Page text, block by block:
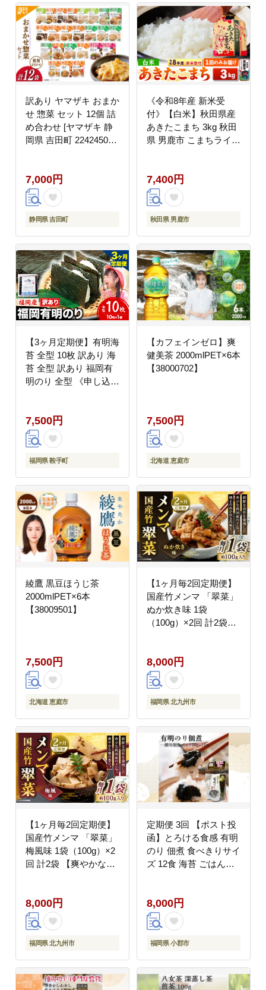
訳あり ヤマザキ おまか
せ 惣菜 セット 12個 詰
め合わせ [ヤマザキ 静
岡県 吉田町 22424507]
7,000円
静岡県 吉田町
《令和8年産 新米受
付》【白米】秋田県産
あきたこまち 3kg 秋田
県 男鹿市 こまちライン
白米 精米 米どころ 秋
田 秋田県産 新米 先行
受付]
7,400円
秋田県 男鹿市
【3ヶ月定期便】有明海
苔 全型 10枚 訳あり 海
苔 全型 訳あり 福岡有
明のり 全型 《申し込み
有明 訳あり 海苔 高レ
ビュー 大容量 国産 お
にぎり 手巻き 寿司 訳
アリ わけあり ワケアリ
kr_arakctei_25_7500_10p_mo3-
--
7,500円
福岡県 鞍手町
【カフェインゼロ】爽
健美茶 2000mlPET×6本
【38000702】
7,500円
北海道 恵庭市
綾鷹 黒豆ほうじ茶
2000mlPET×6本
【38009501】
7,500円
北海道 恵庭市
【1ヶ月毎2回定期便】
国産竹メンマ 「翠菜」
ぬか炊き味 1袋
（100g）×2回 計2袋
産メンマ 国産めんま ぬ
かだき味 ぬか炊き 郷土
料理 おつまみ つまみ
8,000円
福岡県 北九州市
【1ヶ月毎2回定期便】
国産竹メンマ 「翠菜」
梅風味 1袋（100g）×2
回 計2袋 【爽やかな梅
うめ風味 ウメ風味 梅
うめ ウメ おつまみ つ
まみ お弁当
8,000円
福岡県 北九州市
定期便 3回 【ポスト投
函】とろける食感 有明
のり 佃煮 食べきりサイ
ズ 12食 海苔 ごはんの
8,000円
福岡県 小郡市